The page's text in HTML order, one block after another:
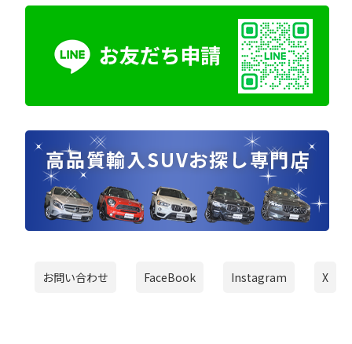
お問い合わせ FaceBook Instagram X